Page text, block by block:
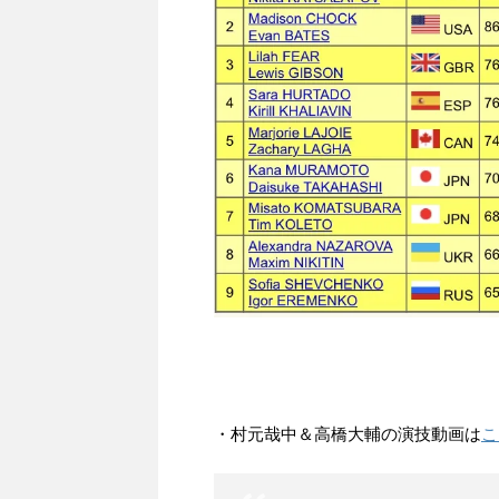
・村元哉中＆高橋大輔の演技動画は